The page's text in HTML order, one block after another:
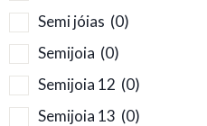
Semi jóias (0)
Semijoia (0)
Semijoia 12 (0)
Semijoia 13 (0)